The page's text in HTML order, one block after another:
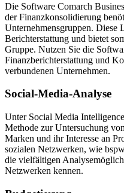
Die Software Comarch
der Finanzkonsolidierung
Unternehmensgruppen. Diese
Berichterstattung und bietet
Gruppe. Nutzen Sie die
Finanzberichterstattung und
verbundenen Unternehmen.
Social-Media-Analyse
Unter Social Media
Methode zur Untersuchung
Marken und ihr Interesse an
sozialen Netzwerken, wie
die vielfältigen
Netzwerken kennen.